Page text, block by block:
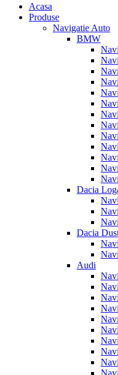
Acasa
Produse
Navigatie Auto
BMW
Dacia
Dacia
Audi